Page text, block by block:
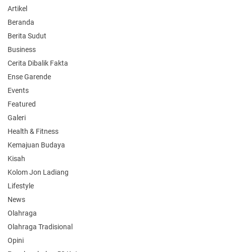
Artikel
Beranda
Berita Sudut
Business
Cerita Dibalik Fakta
Ense Garende
Events
Featured
Galeri
Health & Fitness
Kemajuan Budaya
Kisah
Kolom Jon Ladiang
Lifestyle
News
Olahraga
Olahraga Tradisional
Opini